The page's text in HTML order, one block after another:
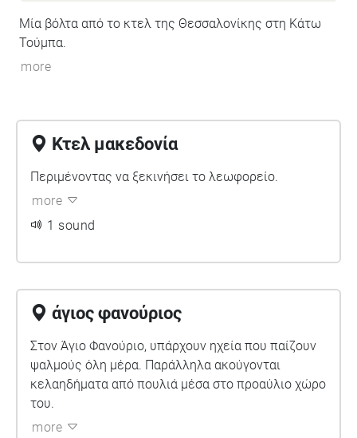
Μία βόλτα από το κτελ της Θεσσαλονίκης στη Κάτω
Τούμπα.
more
Κτελ μακεδονία
Περιμένοντας να ξεκινήσει το λεωφορείο.
more
1 sound
άγιος φανούριος
Στον Άγιο Φανούριο, υπάρχουν ηχεία που παίζουν
ψαλμούς όλη μέρα. Παράλληλα ακούγονται
κελαηδήματα από πουλιά μέσα στο προαύλιο χώρο
του.
more